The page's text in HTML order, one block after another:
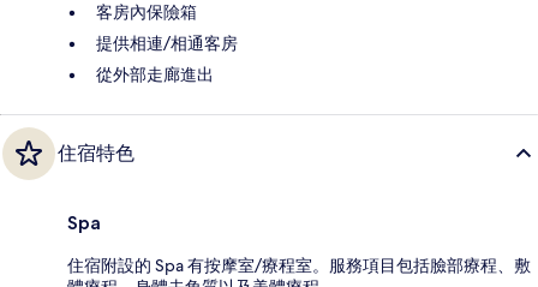
客房內保險箱
提供相連/相通客房
從外部走廊進出
住宿特色
Spa
住宿附設的 Spa 有按摩室/療程室。服務項目包括臉部療程、敷